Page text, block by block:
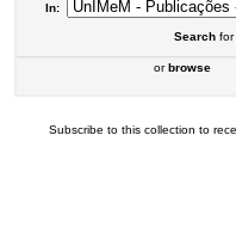
In:
Searchfor
orbrowse
Subscribe to this collection to